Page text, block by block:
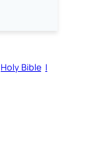
Holy Bible I